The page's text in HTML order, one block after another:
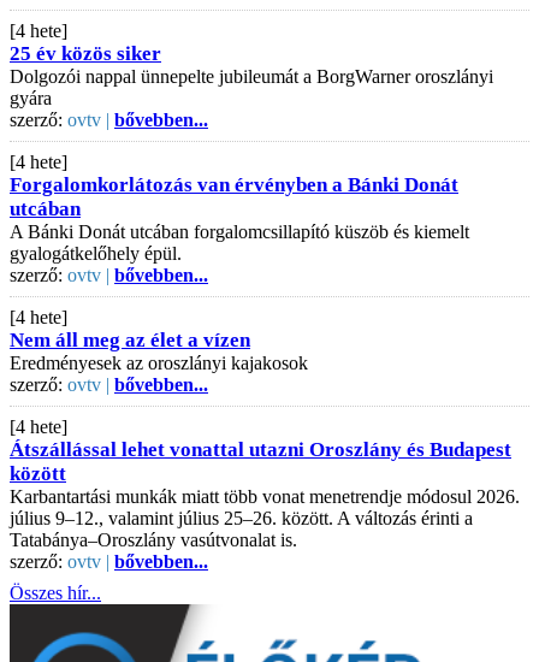
[4 hete]
25 év közös siker
Dolgozói nappal ünnepelte jubileumát a BorgWarner oroszlányi
gyára
szerző: ovtv | bővebben...
[4 hete]
Forgalomkorlátozás van érvényben a Bánki Donát
utcában
A Bánki Donát utcában forgalomcsillapító küszöb és kiemelt
gyalogátkelőhely épül.
szerző: ovtv | bővebben...
[4 hete]
Nem áll meg az élet a vízen
Eredményesek az oroszlányi kajakosok
szerző: ovtv | bővebben...
[4 hete]
Átszállással lehet vonattal utazni Oroszlány és Budapest
között
Karbantartási munkák miatt több vonat menetrendje módosul 2026.
július 9–12., valamint július 25–26. között. A változás érinti a
Tatabánya–Oroszlány vasútvonalat is.
szerző: ovtv | bővebben...
Összes hír...